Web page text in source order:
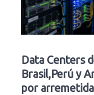
Data Centers
Brasil,Perú y
por